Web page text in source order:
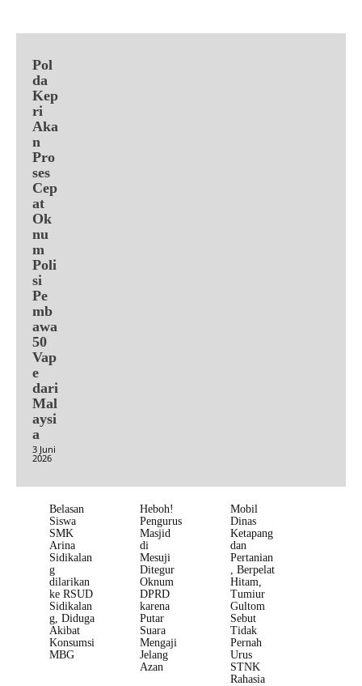
Pol
da
Kep
ri
Aka
n
Pro
ses
Cep
at
Ok
nu
m
Poli
si
Pe
mb
awa
50
Vap
e
dari
Mal
aysi
a
3 Juni
2026
Belasan
Siswa
SMK
Arina
Sidikalan
g
dilarikan
ke RSUD
Sidikalan
g, Diduga
Akibat
Konsumsi
MBG
Heboh!
Pengurus
Masjid
di
Mesuji
Ditegur
Oknum
DPRD
karena
Putar
Suara
Mengaji
Jelang
Azan
Mobil
Dinas
Ketapang
dan
Pertanian
, Berpelat
Hitam,
Tumiur
Gultom
Sebut
Tidak
Pernah
Urus
STNK
Rahasia